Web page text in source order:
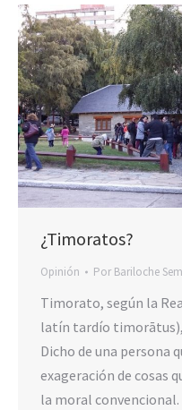
¿Timoratos?
Opinión Por Bariloche
Timorato, según la
latín tardío
Dicho de una persona
exageración de cosas
la moral convencional.